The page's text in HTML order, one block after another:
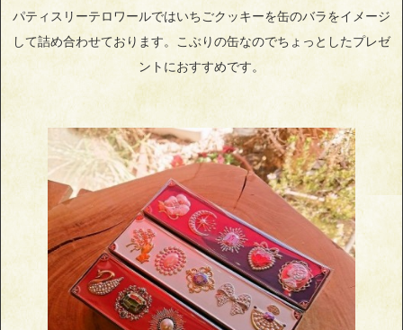
パティスリーテロワールではいちごクッキーを缶のバラをイメージ
して詰め合わせております。こぶりの缶なのでちょっとしたプレゼ
ントにおすすめです。